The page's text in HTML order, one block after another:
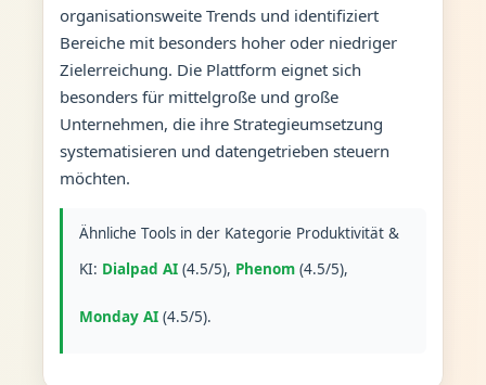
organisationsweite Trends und identifiziert
Bereiche mit besonders hoher oder niedriger
Zielerreichung. Die Plattform eignet sich
besonders für mittelgroße und große
Unternehmen, die ihre Strategieumsetzung
systematisieren und datengetrieben steuern
möchten.
Ähnliche Tools in der Kategorie Produktivität &
KI: Dialpad AI(4.5/5), Phenom(4.5/5),
Monday AI(4.5/5).